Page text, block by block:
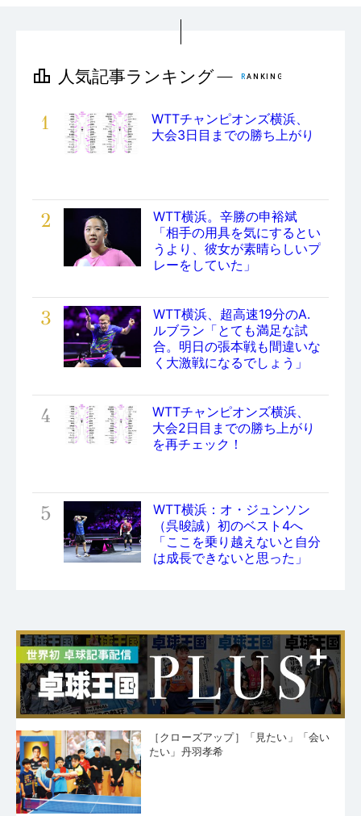
1
WTTチャンピオンズ横浜、
大会3日目までの勝ち上がり
2
WTT横浜。辛勝の申裕斌
「相手の用具を気にするとい
うより、彼女が素晴らしいプ
レーをしていた」
3
WTT横浜、超高速19分のA.
ルブラン「とても満足な試
合。明日の張本戦も間違いな
く大激戦になるでしょう」
4
WTTチャンピオンズ横浜、
大会2日目までの勝ち上がり
を再チェック！
5
WTT横浜：オ・ジュンソン
（呉晙誠）初のベスト4へ
「ここを乗り越えないと自分
は成長できないと思った」
［クローズアップ］「見たい」「会い
たい」丹羽孝希